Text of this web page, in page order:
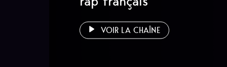
VOIR LA CHAÎNE